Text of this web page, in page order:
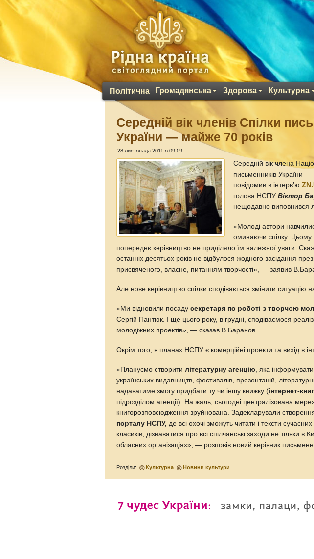
Політична Громадянська Здорова Культурна
Середній вік членів Спілки
України — майже 70 років
28 листопада 2011 о 09:09
Середній вік члена
письменників України
повідомив в інтерв’ю
голова НСПУВіктор
нещодавно виповнився
«Молоді автори
оминаючи спілку. Цьому
попереднє керівництво не приділяло їм належної уваги.
останніх десятьох років не відбулося жодного засідання
присвяченого, власне, питанням творчості», — заявив
Але нове керівництво спілки сподівається змінити ситуацію
«Ми відновили посадусекретаря по роботі з творчою
Сергій Пантюк. І ще цього року, в грудні, сподіваємося
молодіжних проектів», — сказав В.Баранов.
Окрім того, в планах НСПУ є комерційні проекти та вихід в
«Плануємо створитилітературну агенцію , яка
українських видавництв, фестивалів, презентацій,
надаватиме змогу придбати ту чи іншу книжку (інтернет-
підрозділом агенції). На жаль, сьогодні централізована
книгорозповсюдження зруйнована. Задекларували
порталу НСПУ, де всі охочі зможуть читати і тексти сучасних
класиків, дізнаватися про всі спілчанські заходи не тільки в
обласних організаціях», — розповів новий керівник
Розділи: Культурна Новини культури